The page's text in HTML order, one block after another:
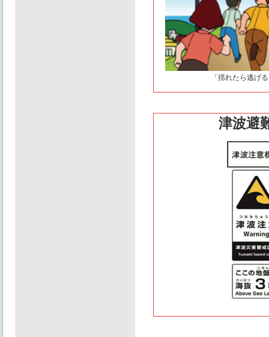
「揺れたら逃げ
津波避